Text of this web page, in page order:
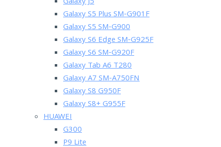
Galaxy S5 Plus SM-G901F
Galaxy S5 SM-G900
Galaxy S6 Edge SM-G925F
Galaxy S6 SM-G920F
Galaxy Tab A6 T280
Galaxy A7 SM-A750FN
Galaxy S8 G950F
Galaxy S8+ G955F
HUAWEI
G300
P9 Lite